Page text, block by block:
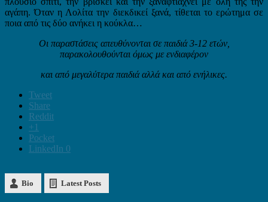
αγάπη. Όταν η Λολίτα την διεκδικεί ξανά, τίθεται το ερώτημα σε
ποια από τις δύο ανήκει η κούκλα…
Οι παραστάσεις απευθύνονται σε παιδιά 3-12 ετών,
παρακολουθούνται όμως με ενδιαφέρον
και από μεγαλύτερα παιδιά αλλά και από ενήλικες.
Tweet
Share
Reddit
+1
Pocket
LinkedIn 0
Bio Latest Posts